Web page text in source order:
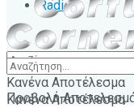
Radio
Κανένα Αποτέλεσμα
Κανένα Αποτέλεσμα
Προβολή